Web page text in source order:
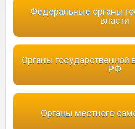
Федеральные органы
власти
Органы государственной
РФ
Органы местного